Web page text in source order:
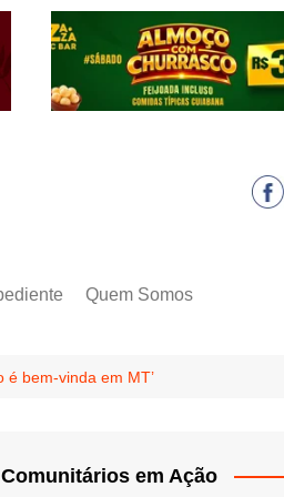
Quem Somos
bem-vinda em MT’
Comunitários em Ação